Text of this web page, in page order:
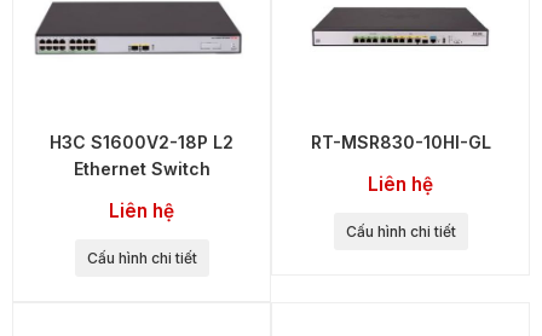
H3C S1600V2-18P L2
Ethernet Switch
Liên hệ
Cấu hình chi tiết
RT-MSR830-10HI-GL
Liên hệ
Cấu hình chi tiết